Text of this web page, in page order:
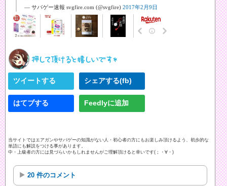
— サバゲー速報 svgfire.com (@svgfire) 2017年2月9日
ツイートする シェアする(fb)
はてブする Feedlyに追加
当サイトではエアガンやサバゲーの知識がない人・初心者の方にもお楽しみ頂けるよう、初歩的な
単語にも解説をつける事があります。
中・上級者の方には見づらいかもしれませんがご理解頂けると幸いです(；・∀・)
20 件のコメント